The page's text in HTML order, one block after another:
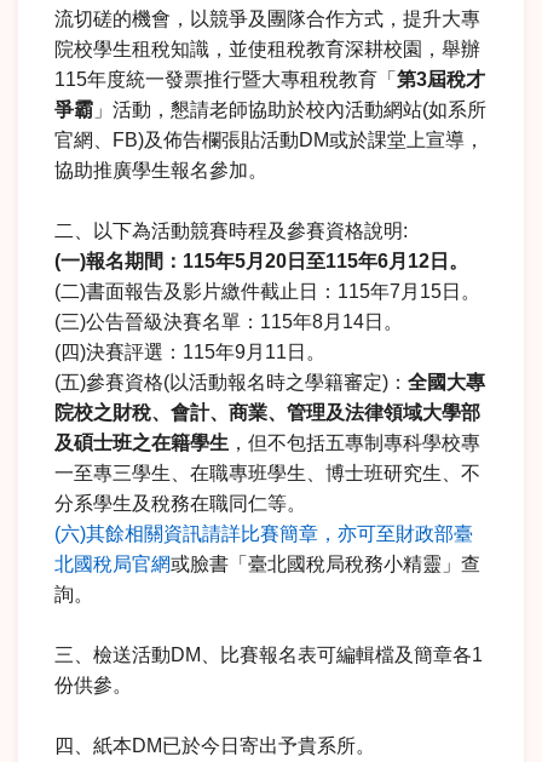
流切磋的機會，以競爭及團隊合作方式，提升大專
院校學生租稅知識，並使租稅教育深耕校園，舉辦
115年度統一發票推行暨大專租稅教育「 第3屆稅才
爭霸 」活動，懇請老師協助於校內活動網站(如系所
官網、FB)及佈告欄張貼活動DM或於課堂上宣導，
協助推廣學生報名參加。
二、以下為活動競賽時程及參賽資格說明:
(一)報名期間：115年5月20日至115年6月12日。
(二)書面報告及影片繳件截止日：115年7月15日。
(三)公告晉級決賽名單：115年8月14日。
(四)決賽評選：115年9月11日。
(五)參賽資格(以活動報名時之學籍審定)： 全國大專
院校之財稅、會計、商業、管理及法律領域大學部
及碩士班之在籍學生 ，但不包括五專制專科學校專
一至專三學生、在職專班學生、博士班研究生、不
分系學生及稅務在職同仁等。
(六)其餘相關資訊請詳比賽簡章，亦可至財政部臺
北國稅局官網或臉書「臺北國稅局稅務小精靈」查
詢。
三、檢送活動DM、比賽報名表可編輯檔及簡章各1
份供參。
四、紙本DM已於今日寄出予貴系所。